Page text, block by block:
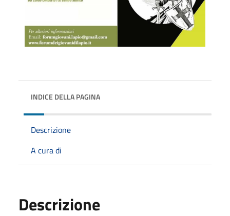
INDICE DELLA PAGINA
Descrizione
A cura di
Descrizione